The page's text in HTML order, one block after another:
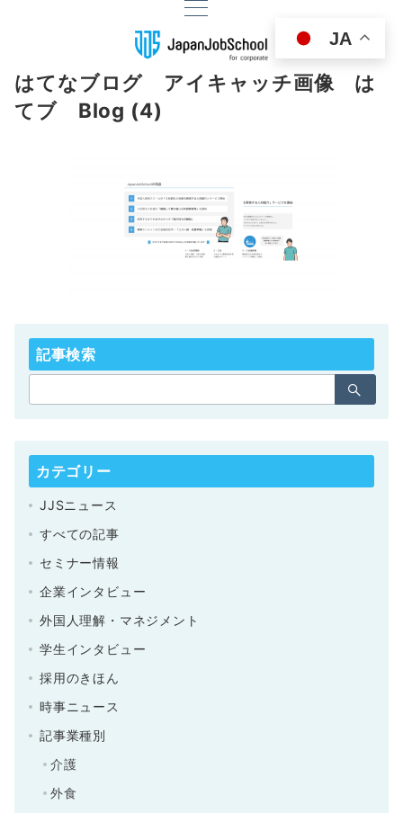
はてなブログ アイキャッチ画像 は
てブ Blog (4)
記事検索
カテゴリー
JJSニュース
すべての記事
セミナー情報
企業インタビュー
外国人理解・マネジメント
学生インタビュー
採用のきほん
時事ニュース
記事業種別
介護
外食
JA